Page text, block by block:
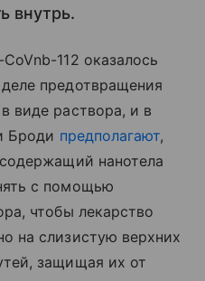
внутрь.
112 оказалось
предотвращения
виде раствора, и в
Броди предполагают,
нанотела
с помощью
чтобы лекарство
на слизистую верхних
защищая их от